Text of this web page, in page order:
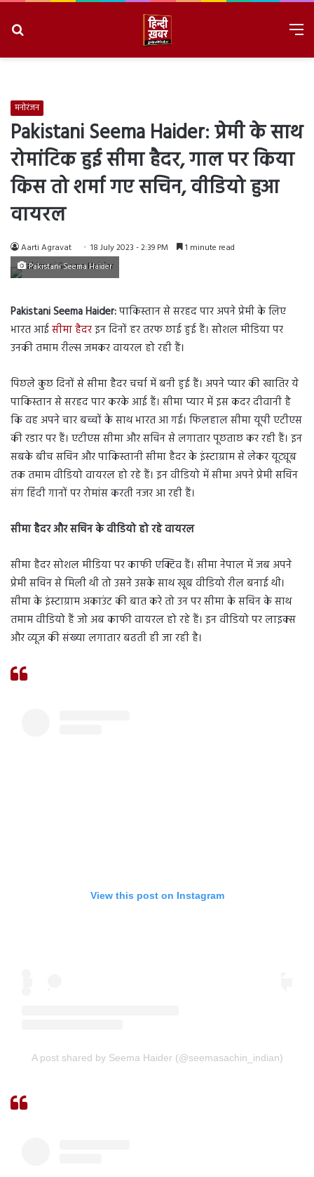
मनोरंजन
Pakistani Seema Haider: प्रेमी के साथ
रोमांटिक हुई सीमा हैदर, गाल पर किया
किस तो शर्मा गए सचिन, वीडियो हुआ
वायरल
Aarti Agravat 18 July 2023 - 2:39 PM 1 minute read
Pakistani Seema Haider
Pakistani Seema Haider:पाकिस्तान से सरहद पार अपने प्रेमी के लिए
भारत आईसीमा हैदरइन दिनों हर तरफ छाई हुई हैं। सोशल मीडिया पर
उनकी तमाम रील्स जमकर वायरल हो रही हैं।
पिछले कुछ दिनों से सीमा हैदर चर्चा में बनी हुई हैं। अपने प्यार की खातिर ये
पाकिस्तान से सरहद पार करके आई हैं। सीमा प्यार में इस कदर दीवानी है
कि वह अपने चार बच्चों के साथ भारत आ गई। फिलहाल सीमा यूपी एटीएस
की रडार पर हैं। एटीएस सीमा और सचिन से लगातार पूछताछ कर रही हैं। इन
सबके बीच सचिन और पाकिस्तानी सीमा हैदर के इंस्टाग्राम से लेकर यूट्यूब
तक तमाम वीडियो वायरल हो रहे हैं। इन वीडियो में सीमा अपने प्रेमी सचिन
संग हिंदी गानों पर रोमांस करती नजर आ रही हैं।
सीमा हैदर और सचिन के वीडियो हो रहे वायरल
सीमा हैदर सोशल मीडिया पर काफी एक्टिव हैं। सीमा नेपाल में जब अपने
प्रेमी सचिन से मिली थी तो उसने उसके साथ खूब वीडियो रील बनाई थी।
सीमा के इंस्टाग्राम अकाउंट की बात करे तो उन पर सीमा के सचिन के साथ
तमाम वीडियो हैं जो अब काफी वायरल हो रहे हैं। इन वीडियो पर लाइक्स
और व्यूज की संख्या लगातार बढती ही जा रही है।
View this post on Instagram
A post shared by Seema Haider (@seemasachin_indian)